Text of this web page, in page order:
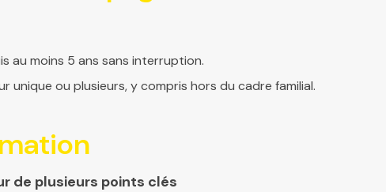
au moins 5 ans sans interruption.
unique ou plusieurs, y compris hors du cadre familial.
de plusieurs points clés